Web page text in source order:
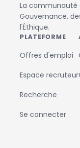
La communauté
Gouvernance,
l'Éthique.
PLATEFORME
Offres d'emploi
Espace recruteur
Recherche
Se connecter